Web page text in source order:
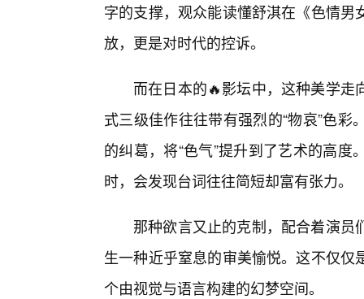
字的支撑，观众能读懂舒淇在《色情
放，更是对时代的控诉。
而在日本的🔥影坛中，这种美学
式三级佳作往往带有强烈的“物哀”色
的纠葛，将“色气”提升到了艺术的高
时，会发现台词往往简短却富有张力。
那种欲言又止的克制，配合着演
生一种近乎窒息的审美愉悦。这不仅
个由视觉与语言构建的幻梦空间。